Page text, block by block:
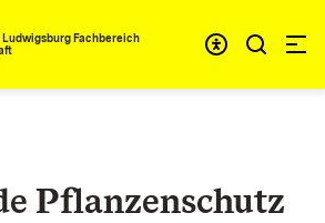
Fachbereich
Pflanzenschutz